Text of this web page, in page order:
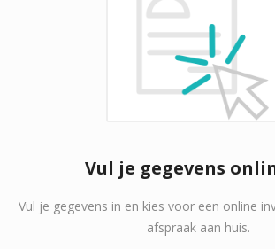
Vul je gegevens
Vul je gegevens in en kies voor een online
afspraak aan huis.